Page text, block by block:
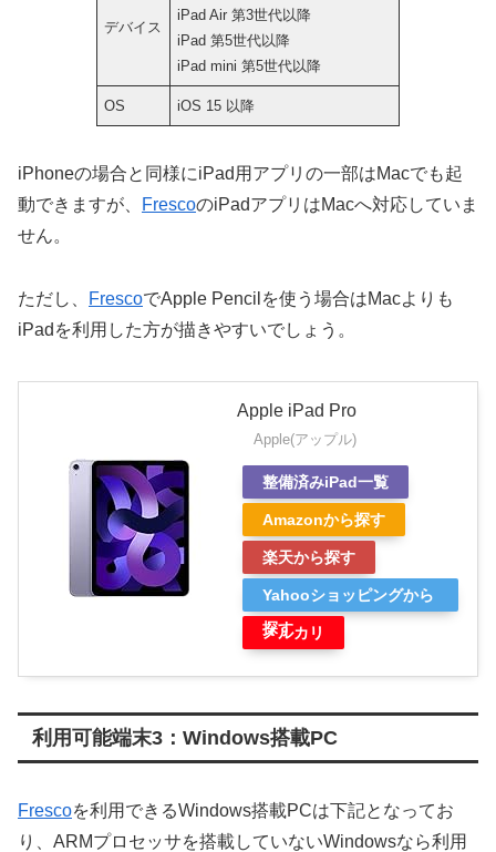
デバイス
iPad Air 第3世代以降
iPad 第5世代以降
iPad mini 第5世代以降
OS iOS 15 以降
iPhoneの場合と同様にiPad用アプリの一部はMacでも起
動できますが、
FrescoのiPadアプリはMacへ対応していま
せん。
ただし、 FrescoでApple Pencilを使う場合はMacよりも
iPadを利用した方が描きやすいでしょう。
Apple iPad Pro
Apple(アップル)
整備済みiPad一覧
Amazonから探す
楽天から探す
Yahooショッピングから
探す
メルカリ
利用可能端末3：Windows搭載PC
Frescoを利用できるWindows搭載PCは下記となってお
り、ARMプロセッサを搭載していないWindowsなら利用